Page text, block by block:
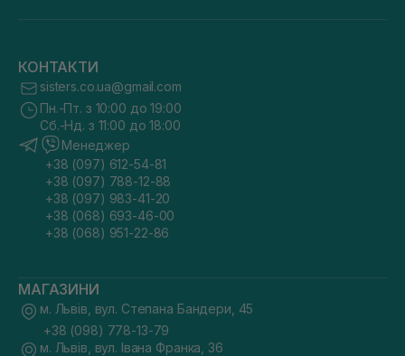
КОНТАКТИ
sisters.co.ua@gmail.com
Пн.-Пт. з 10:00 до 19:00
Сб.-Нд. з 11:00 до 18:00
Менеджер
+38 (097) 612-54-81
+38 (097) 788-12-88
+38 (097) 983-41-20
+38 (068) 693-46-00
+38 (068) 951-22-86
МАГАЗИНИ
м. Львів, вул. Степана Бандери, 45
+38 (098) 778-13-79
м. Львів, вул. Івана Франка, 36